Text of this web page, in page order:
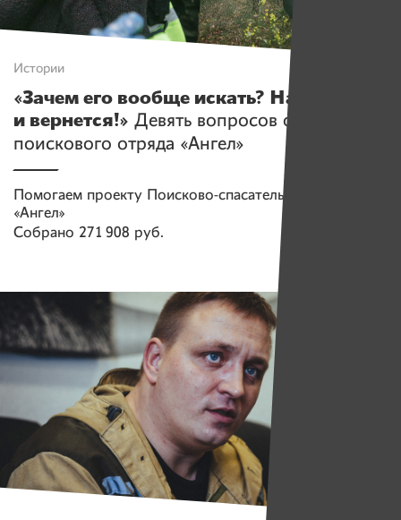
Истории
«Зачем его вообще искать? Нагуляется
и вернется!» Девять вопросов о работе
поискового отряда «Ангел»
Помогаем проекту Поисково-спасательный отряд
«Ангел»
Собрано 271 908 руб.